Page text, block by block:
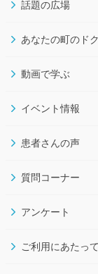
話題の広場
あなたの町のド
動画で学ぶ
イベント情報
患者さんの声
質問コーナー
アンケート
ご利用にあたっ